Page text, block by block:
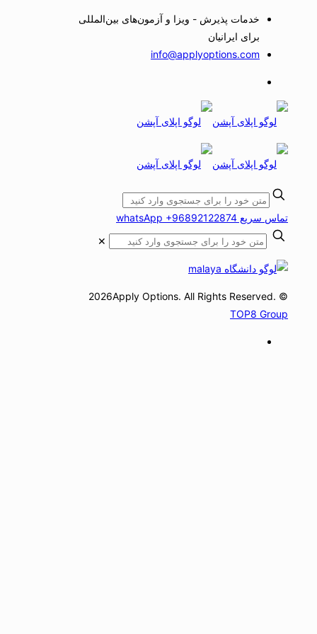
خدمات پذیرش - ویزا و آزمون‌های بین‌المللی
برای ایرانیان
info@applyoptions.com
تماس سریع whatsApp +96892122874
✕
© 2026Apply Options. All Rights Reserved.
TOP8 Group